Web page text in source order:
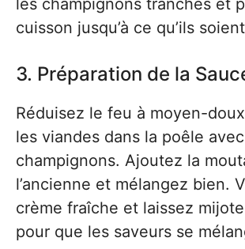
les champignons tranchés et
cuisson jusqu’à ce qu’ils
3. Préparation de la
Réduisez le feu à moyen-
les viandes dans la poêle
champignons. Ajoutez la
l’ancienne et mélangez bien.
crème fraîche et laissez
pour que les saveurs se